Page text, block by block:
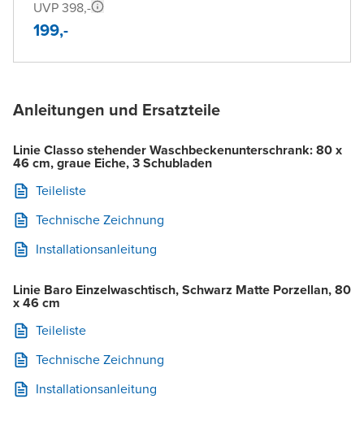
UVP 398,-
199,-
Anleitungen und Ersatzteile
Linie Classo stehender Waschbeckenunterschrank: 80 x
46 cm, graue Eiche, 3 Schubladen
Teileliste
Technische Zeichnung
Installationsanleitung
Linie Baro Einzelwaschtisch, Schwarz Matte Porzellan, 80
x 46 cm
Teileliste
Technische Zeichnung
Installationsanleitung